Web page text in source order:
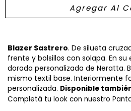
Blazer Sastrero. De silueta
frente y bolsillos con solapa. En
dorada personalizada de Neratta.
mismo textil base. Interiormente
personalizada. Disponible
Completá tu look con nuestro